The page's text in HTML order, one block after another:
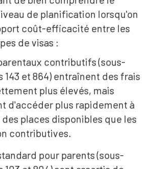
de planification lorsqu'on
coût-efficacité entre les
de visas :
contributifs (sous-
143 et 864) entraînent des frais
plus élevés, mais
d'accéder plus rapidement à
places disponibles que les
contributives.
pour parents (sous-